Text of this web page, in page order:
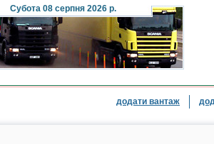
Субота08 серпня 2026 р.
додати вантаж